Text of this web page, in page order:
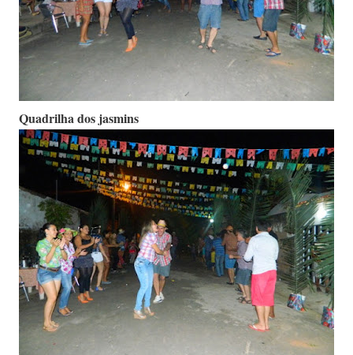
Quadrilha dos jasmins